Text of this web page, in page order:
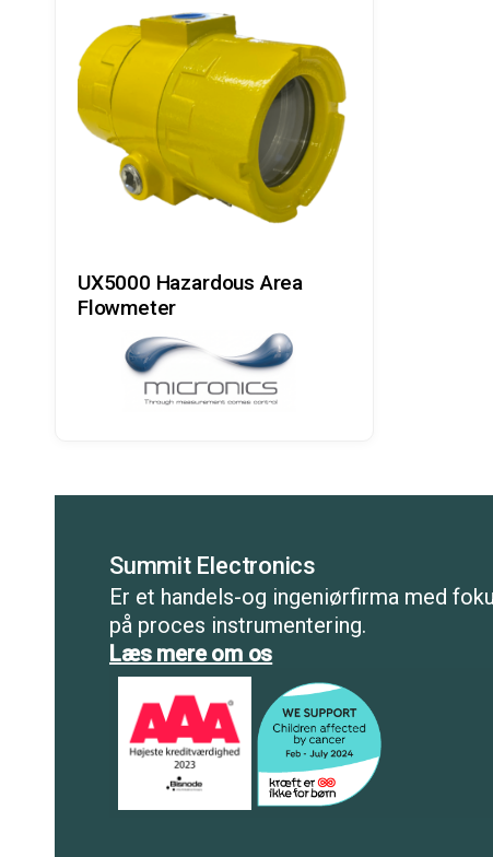
Læs Mere
UX5000 Hazardous Area
Flowmeter
Summit Electronics
Er et handels-og ingeniørfirma med
på proces instrumentering.
Læs mere om os